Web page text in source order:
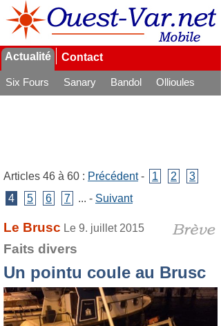
Actualité Contact
Six Fours Sanary Bandol
Ollioules
Articles 46 à 60 : Précédent- 1 2
3
4
5 6 7 ... - Suivant
Le Brusc Le 9. juillet 2015
Faits divers
Un pointu coule au Brusc